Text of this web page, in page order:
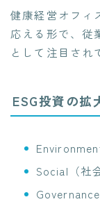
健康経営オフィ
応える形で、従
として注目され
ESG投資の拡
Social（社